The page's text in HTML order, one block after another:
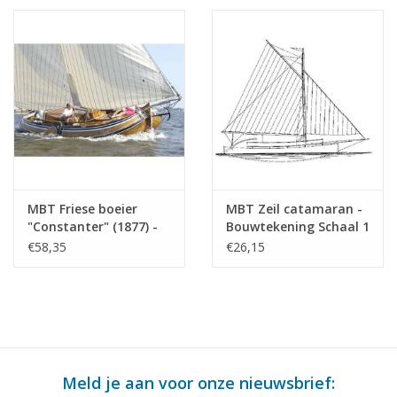
MBT Friese boeier
"Constanter" (1877) -
Bouwtekening Schaal 1
€58,35
MBT Zeil catamaran -
Bouwtekening Schaal 1
: 20 (10.06.013)
€26,15
Meld je aan voor onze nieuwsbrief: